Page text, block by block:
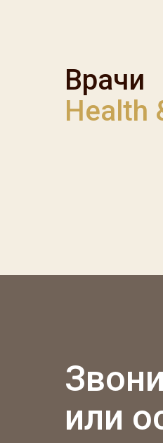
Врачи
Health
или